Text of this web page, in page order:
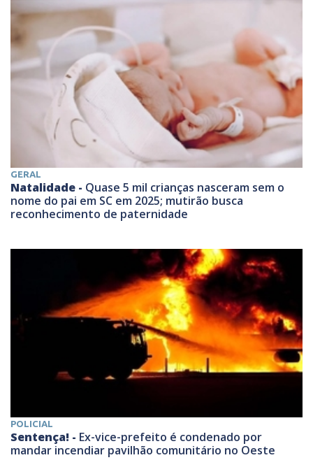
GERAL
Natalidade - Quase 5 mil crianças nasceram sem o
nome do pai em SC em 2025; mutirão busca
reconhecimento de paternidade
POLICIAL
Sentença! - Ex-vice-prefeito é condenado por
mandar incendiar pavilhão comunitário no Oeste